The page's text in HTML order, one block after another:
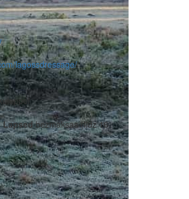
lagossdressage/
Lapsedbezmaksas (līdz 16